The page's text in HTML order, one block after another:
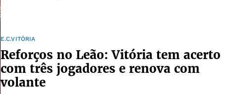
E.C.VITÓRIA
Reforços no Leão: Vitória tem acerto
com três jogadores e renova com
volante